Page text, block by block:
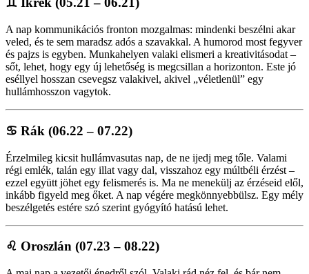
A nap kommunikációs fronton mozgalmas: mindenki beszélni akar
veled, és te sem maradsz adós a szavakkal. A humorod most fegyver
és pajzs is egyben. Munkahelyen valaki elismeri a kreativitásodat –
sőt, lehet, hogy egy új lehetőség is megcsillan a horizonton. Este jó
eséllyel hosszan csevegsz valakivel, akivel „véletlenül” egy
hullámhosszon vagytok.
♋ Rák (06.22 – 07.22)
Érzelmileg kicsit hullámvasutas nap, de ne ijedj meg tőle. Valami
régi emlék, talán egy illat vagy dal, visszahoz egy múltbéli érzést –
ezzel együtt jöhet egy felismerés is. Ma ne menekülj az érzéseid elől,
inkább figyeld meg őket. A nap végére megkönnyebbülsz. Egy mély
beszélgetés estére szó szerint gyógyító hatású lehet.
♌ Oroszlán (07.23 – 08.22)